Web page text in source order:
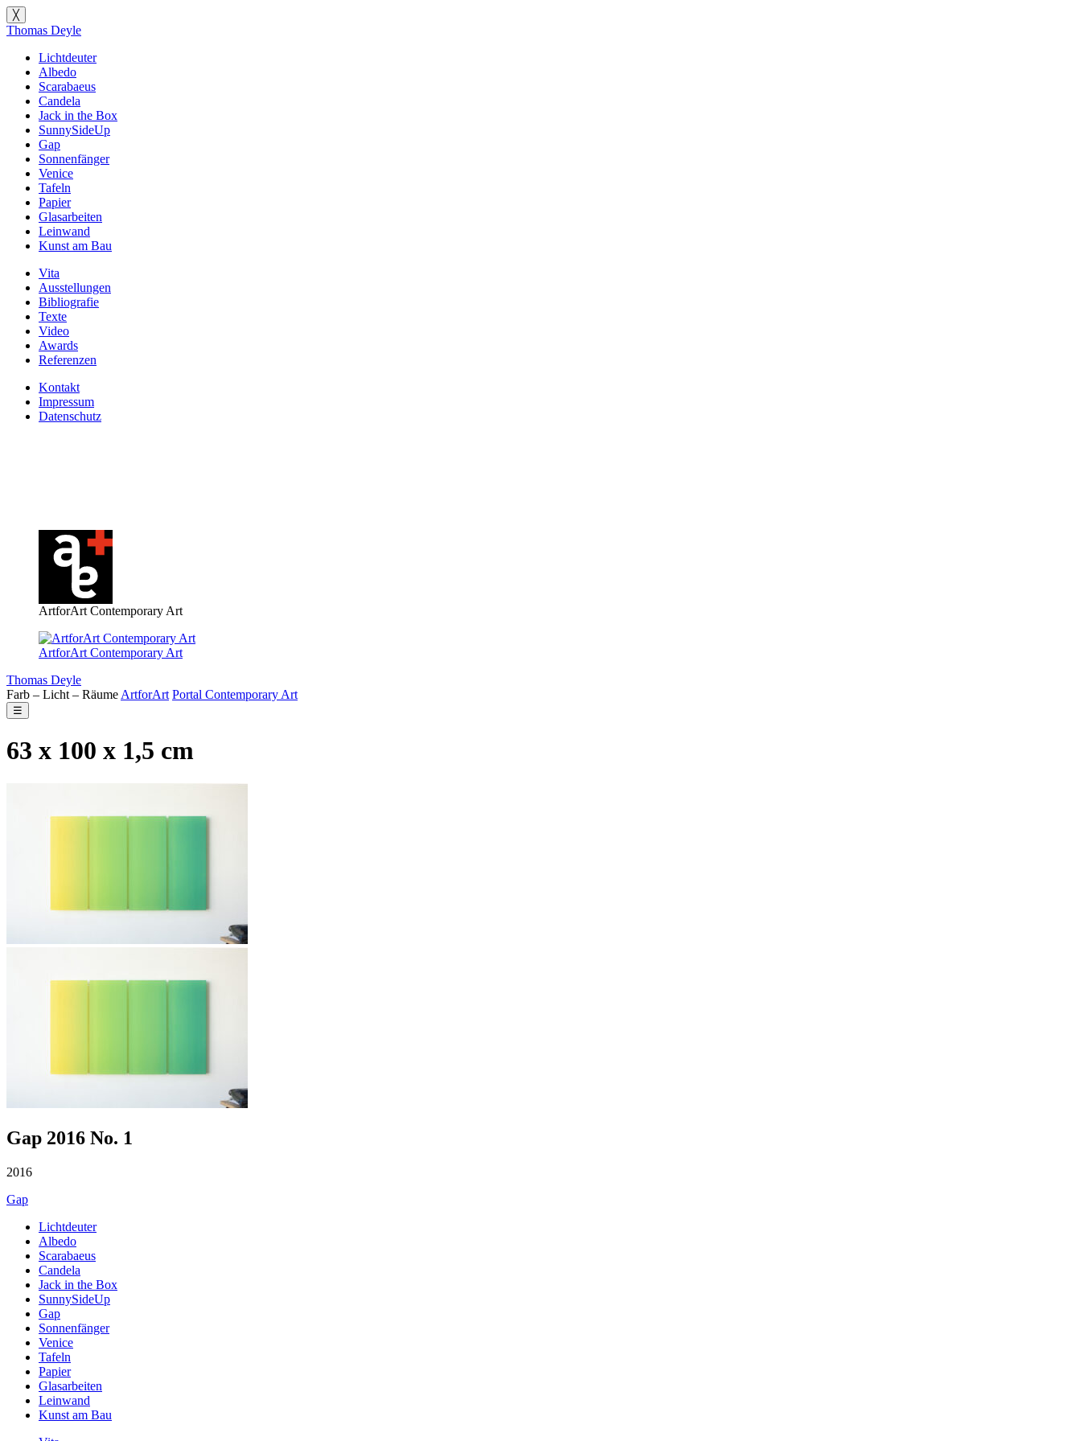
╳
Thomas Deyle
Lichtdeuter
Albedo
Scarabaeus
Candela
Jack in the Box
SunnySideUp
Gap
Sonnenfänger
Venice
Tafeln
Papier
Glasarbeiten
Leinwand
Kunst am Bau
Vita
Ausstellungen
Bibliografie
Texte
Video
Awards
Referenzen
Kontakt
Impressum
Datenschutz
ArtforArt Contemporary Art
ArtforArt Contemporary Art
Thomas Deyle
Farb – Licht – Räume ArtforArt Portal Contemporary Art
☰
63 x 100 x 1,5 cm
Gap 2016 No. 1
2016
Gap
Lichtdeuter
Albedo
Scarabaeus
Candela
Jack in the Box
SunnySideUp
Gap
Sonnenfänger
Venice
Tafeln
Papier
Glasarbeiten
Leinwand
Kunst am Bau